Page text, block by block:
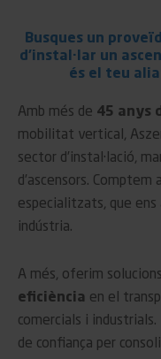
Busques un
d’instal·lar un
és el teu
Amb més de 45 anys
mobilitat vertical,
sector d’instal·lació,
d’ascensors.
especialitzats, que
indústria.
A més, oferim
eficiència en el
comercials i
de confiança per